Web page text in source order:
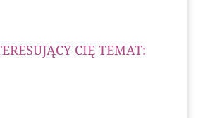
CIĘ TEMAT: